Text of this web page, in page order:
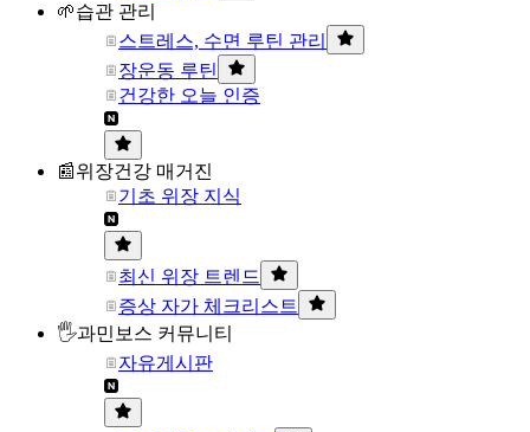
🌱습관 관리
스트레스, 수면 루틴 관리
장운동 루틴
건강한 오늘 인증
📰위장건강 매거진
기초 위장 지식
최신 위장 트렌드
증상 자가 체크리스트
🖐과민보스 커뮤니티
자유게시판